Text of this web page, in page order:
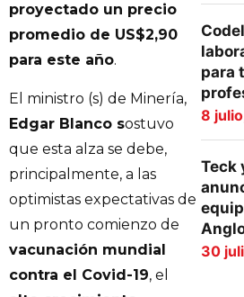
proyectado un precio
promedio de US$2,90
para este año.
El ministro (s) de Minería,
Edgar Blanco sostuvo
que esta alza se debe,
principalmente, a las
optimistas expectativas de
un pronto comienzo de
vacunación mundial
contra el Covid-19, el
para
8
Teck
30